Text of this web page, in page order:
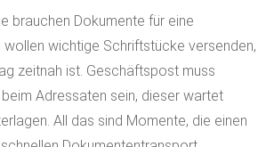
brauchen Dokumente für eine
wollen wichtige Schriftstücke versenden,
zeitnah ist. Geschäftspost muss
Adressaten sein, dieser wartet
All das sind Momente, die einen